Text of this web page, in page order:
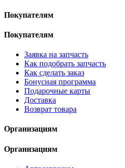
Покупателям
Покупателям
Заявка на запчасть
Как подобрать запчасть
Как сделать заказ
Бонусная программа
Подарочные карты
Доставка
Возврат товара
Организациям
Организациям